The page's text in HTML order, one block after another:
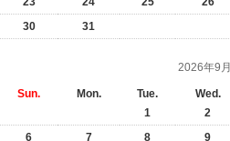
30
31
2026年9月
Sun. Mon. Tue. Wed.
1
2
6
7 8 9